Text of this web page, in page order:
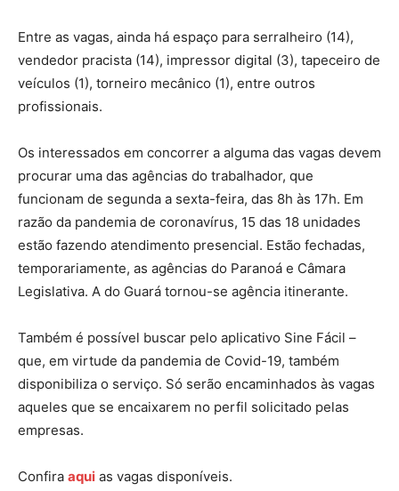
Entre as vagas, ainda há espaço para serralheiro (14),
vendedor pracista (14), impressor digital (3), tapeceiro de
veículos (1), torneiro mecânico (1), entre outros
profissionais.
Os interessados em concorrer a alguma das vagas devem
procurar uma das agências do trabalhador, que
funcionam de segunda a sexta-feira, das 8h às 17h. Em
razão da pandemia de coronavírus, 15 das 18 unidades
estão fazendo atendimento presencial. Estão fechadas,
temporariamente, as agências do Paranoá e Câmara
Legislativa. A do Guará tornou-se agência itinerante.
Também é possível buscar pelo aplicativo Sine Fácil –
que, em virtude da pandemia de Covid-19, também
disponibiliza o serviço. Só serão encaminhados às vagas
aqueles que se encaixarem no perfil solicitado pelas
empresas.
Confira aqui as vagas disponíveis.